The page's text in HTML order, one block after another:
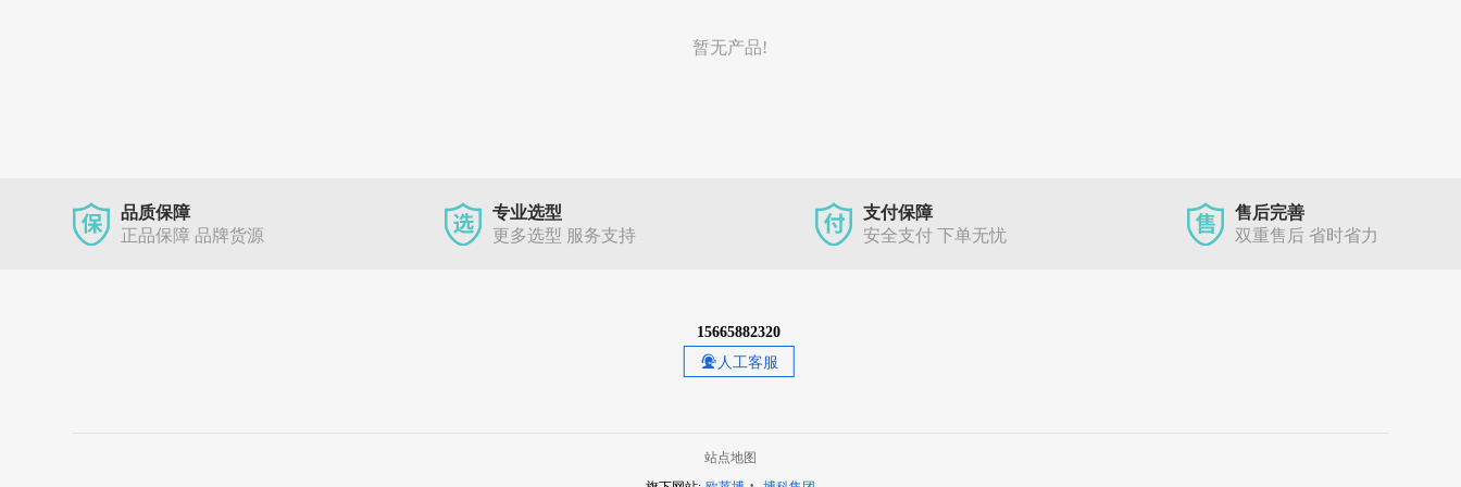
暂无产品!
品质保障
正品保障 品牌货源
专业选型
更多选型 服务支持
支付保障
安全支付 下单无忧
售后完善
双重售后 省时省力
15665882320
人工客服
站点地图